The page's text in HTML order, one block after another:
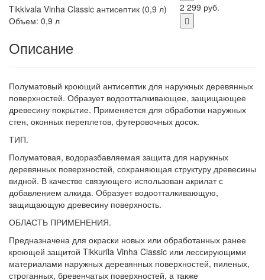
Tikkivala Vinha Classic антисептик (0,9 л)
Объем: 0,9 л
2 299 руб.
Описание
Полуматовый кроющий антисептик для наружных деревянных
поверхностей. Образует водоотталкивающее, защищающее
древесину покрытие. Применяется для обработки наружных
стен, оконных переплетов, футеровочных досок.
ТИП.
Полуматовая, водоразбавляемая защита для наружных
деревянных поверхностей, сохраняющая структуру древесины
видной. В качестве связующего использован акрилат с
добавлением алкида. Образует водоотталкивающую,
защищающую древесину поверхность.
ОБЛАСТЬ ПРИМЕНЕНИЯ.
Предназначена для окраски новых или обработанных ранее
кроющей защитой Tikkurila Vinha Classic или лессирующими
материалами наружных деревянных поверхностей, пиленых,
строганных, бревенчатых поверхностей, а также